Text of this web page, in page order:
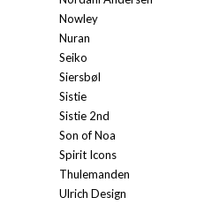
Nowley
Nuran
Seiko
Siersbøl
Sistie
Sistie 2nd
Son of Noa
Spirit Icons
Thulemanden
Ulrich Design